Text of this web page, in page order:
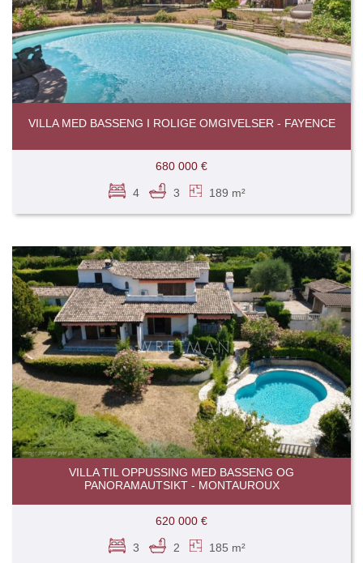
VILLA MED BASSENG I ROLIGE OMGIVELSER - FAYENCE
680 000 €
4 3 189 m²
VILLA TIL OPPUSSING MED BASSENG OG
PANORAMAUTSIKT - MONTAUROUX
620 000 €
3 2 185 m²